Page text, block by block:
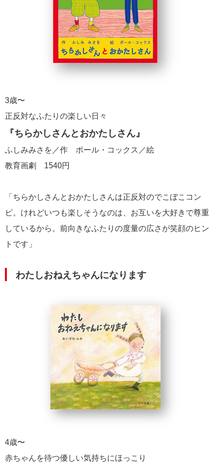
3歳〜
正反対なふたりの楽しい日々
『ちらかしさんとおかたしさん』
ふしみみさを／作 ポール・コックス／絵
教育画劇 1540円
「ちらかしさんとおかたしさんは正反対のでこぼこコン
ビ。けれどいつも楽しそうなのは、お互いを大好きで尊重
しているから。前向きなふたりの度量の広さが笑顔のヒン
トです」
わたしおねえちゃんになります
4歳〜
赤ちゃんを待つ優しい気持ちにほっこり